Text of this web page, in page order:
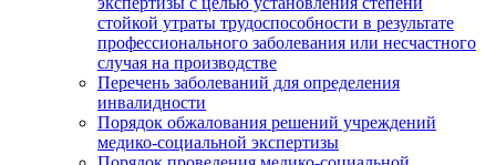
стойкой утраты трудоспособности в результате
профессионального заболевания или несчастного
случая на производстве
Перечень заболеваний для определения
инвалидности
Порядок обжалования решений учреждений
медико-социальной экспертизы